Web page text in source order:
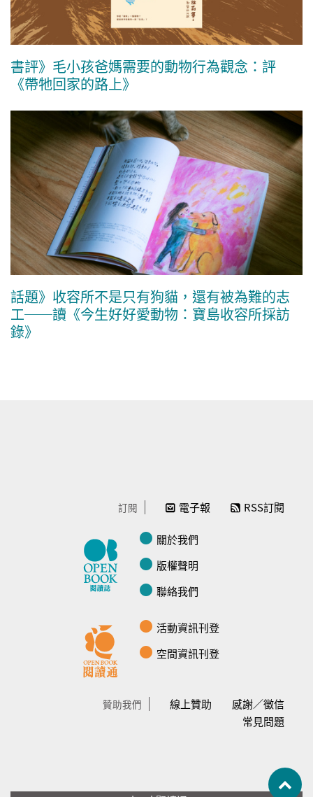
書評》毛小孩爸媽需要的動物行為觀念：評
《帶牠回家的路上》
話題》收容所不是只有狗貓，還有被為難的志
工──讀《今生好好愛動物：寶島收容所採訪
錄》
訂閱 電子報 RSS訂閱
關於我們
版權聲明
聯絡我們
活動資訊刊登
空間資訊刊登
贊助我們 線上贊助
感謝／徵信
常見問題